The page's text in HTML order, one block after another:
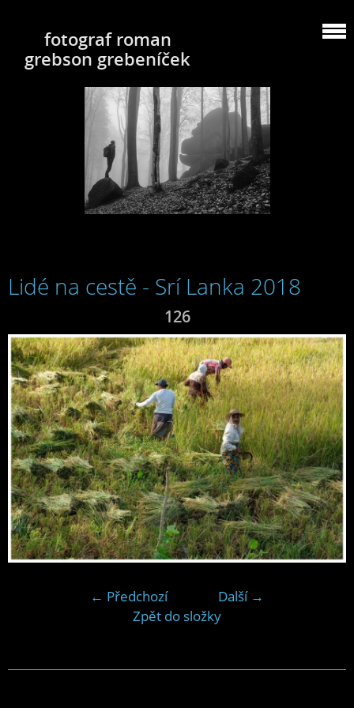
fotograf roman
grebson grebeníček
Lidé na cestě - Srí Lanka 2018
126
← Předchozí
Další →
Zpět do složky